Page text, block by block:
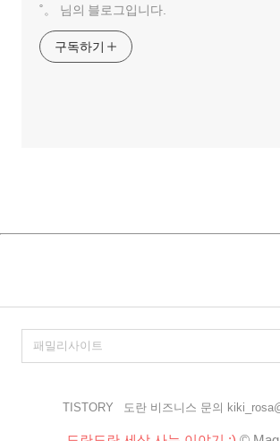
˚。 님의 블로그입니다.
구독하기
TISTORY 도란 비즈니스 문의